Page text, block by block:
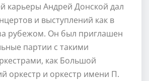
карьеры Андрей Донской дал
и выступлений как в
рубежом. Он был приглашен
партии с такими
как Большой
оркестр и оркестр имени П.